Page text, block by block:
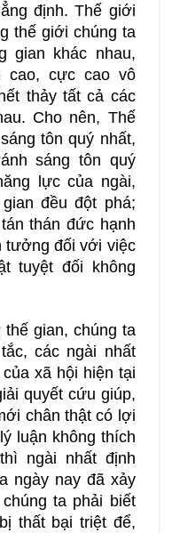
định. Thế giới
thế giới chúng ta
gian khác nhau,
cao, cực cao vô
thảy tất cả các
Cho nên, Thế
tôn quý nhất,
sáng tôn quý
lực của ngài,
đều đột phá;
thán đức hạnh
tưởng đối với việc
tuyệt đối không
gian, chúng ta
các ngài nhất
xã hội hiện tại
quyết cứu giúp,
chân thật có lợi
luận không thích
ngài nhất định
ngày nay đã xảy
ta phải biết
thất bại triệt để,